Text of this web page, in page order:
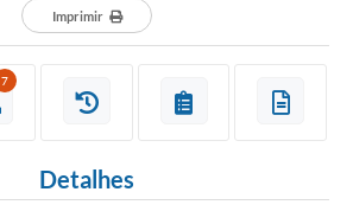
Imprimir
7
Detalhes